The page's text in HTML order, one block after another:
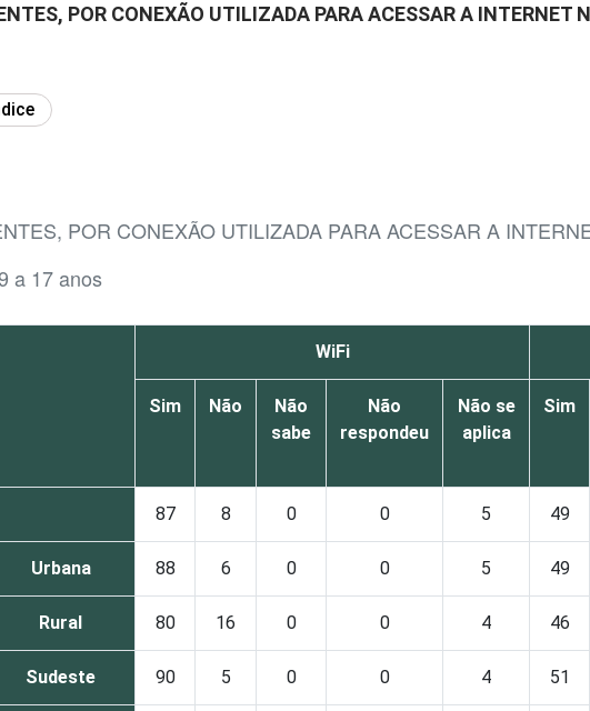
POR CONEXÃO UTILIZADA PARA ACESSAR A INTERNET
POR CONEXÃO UTILIZADA PARA ACESSAR A
a 17 anos
WiFi
Sim Não
Não
sabe
Não
respondeu
Não se
aplica
Sim
87 8 0 0 5 49
Urbana 88 6 0 0 5 49
Rural 80 16 0 0 4 46
Sudeste 90 5 0 0 4 51